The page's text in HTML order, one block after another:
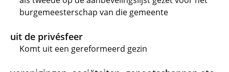
burgemeesterschap van die gemeente
uit de privésfeer
Komt uit een gereformeerd gezin